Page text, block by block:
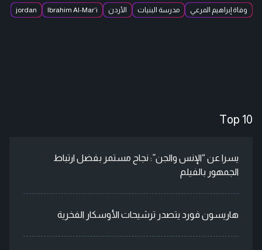
وفاة إبراهيم المرعي مدرسة البنيات الأردن Ibrahim Al-Mar’i
jordan
Top 10
يسرا عن “الإنس والجن”: نجاح مستمر بفضل ارتباط
الجمهور بالفيلم
هاريسون فورد يتصدر ترشيحات الأوسكار الفخرية